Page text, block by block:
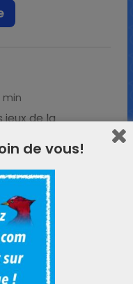
min
jeux de la
la collection
5 fiches, C’est
33 min
l’envie de
de vous!